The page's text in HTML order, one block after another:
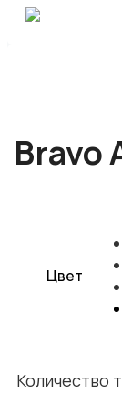
Bravo
Цвет
Количество